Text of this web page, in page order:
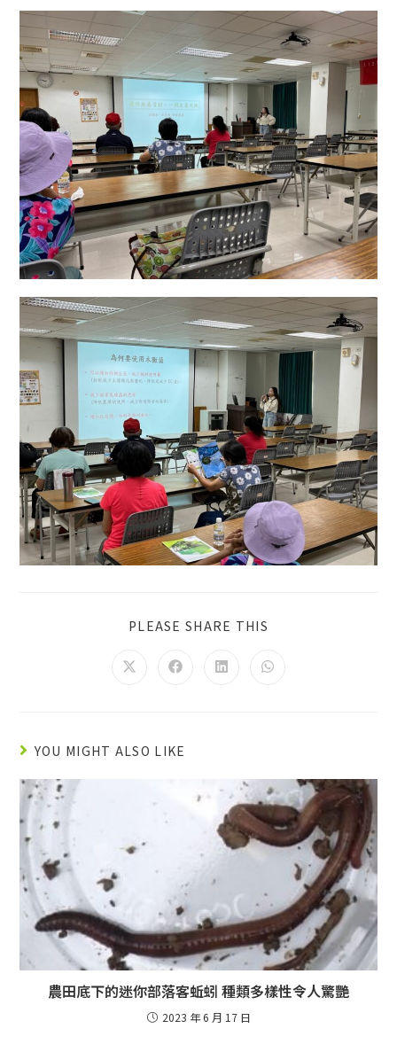
PLEASE SHARE THIS
YOU MIGHT ALSO LIKE
農田底下的迷你部落客蚯蚓 種類多樣性令人驚艷
2023 年 6 月 17 日